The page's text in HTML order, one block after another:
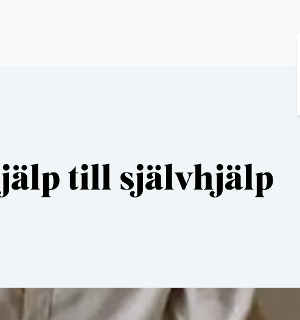
till självhjälp